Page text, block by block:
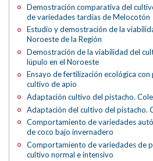
Demostración comparativa del
de variedades tardías de Melocotón
Estudio y demostración de la
Noroeste de la Región
Demostración de la viabilidad del
lúpulo en el Noroeste
Ensayo de fertilización ecológica
cultivo de apio
Adaptación cultivo del pistacho.
Adaptación del cultivo del pistacho.
Comportamiento de variedades
de coco bajo invernadero
Comportamiento de variedades de
cultivo normal e intensivo